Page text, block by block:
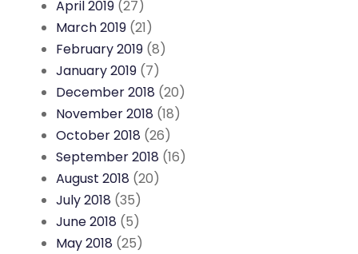
April 2019 (27)
March 2019 (21)
February 2019 (8)
January 2019 (7)
December 2018 (20)
November 2018 (18)
October 2018 (26)
September 2018 (16)
August 2018 (20)
July 2018 (35)
June 2018 (5)
May 2018 (25)